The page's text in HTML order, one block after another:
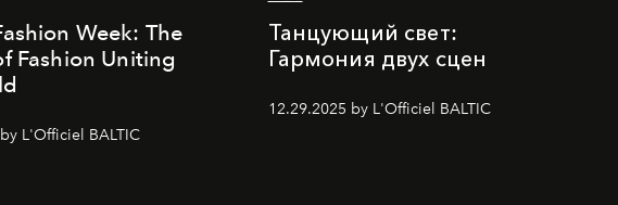
Week: The
Fashion Uniting
L'Officiel BALTIC
Танцующий свет:
Гармония двух сцен
12.29.2025 by L'Officiel BALTIC